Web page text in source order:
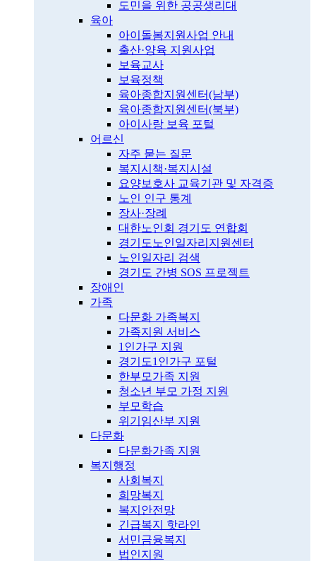
도민을 위한 공공생리대
육아
아이돌봄지원사업 안내
출산·양육 지원사업
보육교사
보육정책
육아종합지원센터(남부)
육아종합지원센터(북부)
아이사랑 보육 포털
어르신
자주 묻는 질문
복지시책·복지시설
요양보호사 교육기관 및 자격증
노인 인구 통계
장사·장례
대한노인회 경기도 연합회
경기도노인일자리지원센터
노인일자리 검색
경기도 간병 SOS 프로젝트
장애인
가족
다문화 가족복지
가족지원 서비스
1인가구 지원
경기도1인가구 포털
한부모가족 지원
청소년 부모 가정 지원
부모학습
위기임산부 지원
다문화
다문화가족 지원
복지행정
사회복지
희망복지
복지안전망
긴급복지 핫라인
서민금융복지
법인지원